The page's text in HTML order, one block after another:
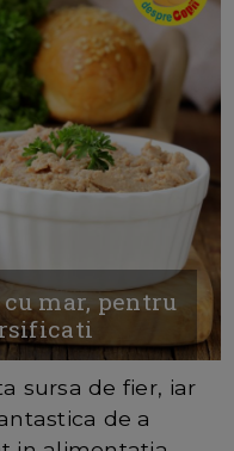
mar, pentru
sursa de fier, iar
de a